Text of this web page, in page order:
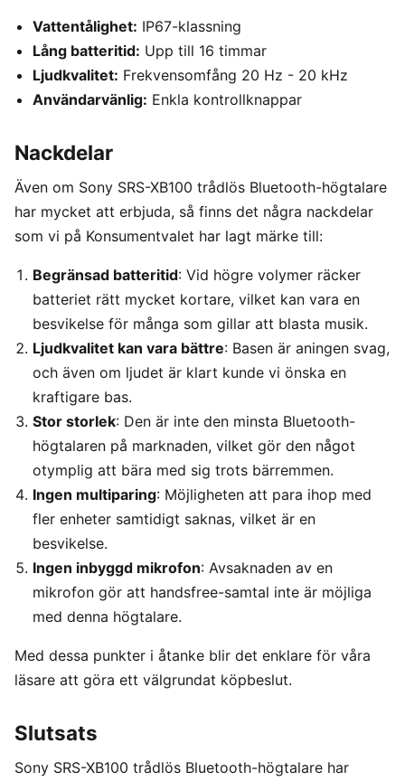
Vattentålighet: IP67-klassning
Lång batteritid: Upp till 16 timmar
Ljudkvalitet: Frekvensomfång 20 Hz - 20 kHz
Användarvänlig: Enkla kontrollknappar
Nackdelar
Även om Sony SRS-XB100 trådlös Bluetooth-högtalare
har mycket att erbjuda, så finns det några nackdelar
som vi på Konsumentvalet har lagt märke till:
Begränsad batteritid: Vid högre volymer räcker
batteriet rätt mycket kortare, vilket kan vara en
besvikelse för många som gillar att blasta musik.
Ljudkvalitet kan vara bättre: Basen är aningen svag,
och även om ljudet är klart kunde vi önska en
kraftigare bas.
Stor storlek: Den är inte den minsta Bluetooth-
högtalaren på marknaden, vilket gör den något
otymplig att bära med sig trots bärremmen.
Ingen multiparing: Möjligheten att para ihop med
fler enheter samtidigt saknas, vilket är en
besvikelse.
Ingen inbyggd mikrofon: Avsaknaden av en
mikrofon gör att handsfree-samtal inte är möjliga
med denna högtalare.
Med dessa punkter i åtanke blir det enklare för våra
läsare att göra ett välgrundat köpbeslut.
Slutsats
Sony SRS-XB100 trådlös Bluetooth-högtalare har